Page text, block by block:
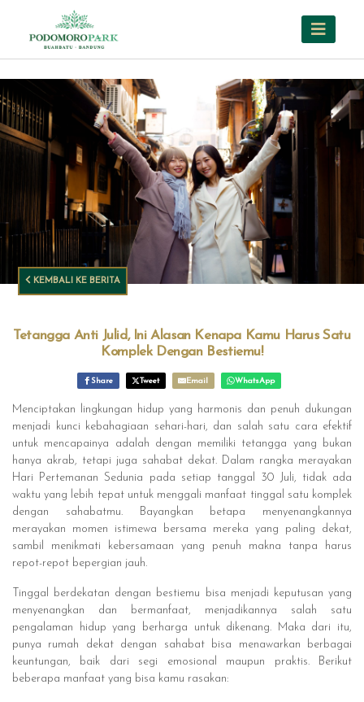
KEMBALI KE BERITA
Tetangga Anti Julid, Ini Alasan Kenapa Kamu Harus Satu
Komplek Dengan Bestiemu!
Share Tweet Email WhatsApp
Menciptakan lingkungan hidup yang harmonis dan penuh dukungan
menjadi kunci kebahagiaan sehari-hari, dan salah satu cara efektif
untuk mencapainya adalah dengan memiliki tetangga yang bukan
hanya akrab, tetapi juga sahabat dekat. Dalam rangka merayakan
Hari Pertemanan Sedunia pada setiap tanggal 30 Juli, tidak ada
waktu yang lebih tepat untuk menggali manfaat tinggal satu komplek
dengan sahabatmu. Bayangkan betapa menyenangkannya
merayakan momen istimewa bersama mereka yang paling dekat,
sambil menikmati kebersamaan yang penuh makna tanpa harus
repot-repot bepergian jauh.
Tinggal berdekatan dengan bestiemu bisa menjadi keputusan yang
menyenangkan dan bermanfaat, menjadikannya salah satu
pengalaman hidup yang berharga untuk dikenang. Maka dari itu,
punya rumah dekat dengan sahabat bisa menawarkan berbagai
keuntungan, baik dari segi emosional maupun praktis. Berikut
beberapa manfaat yang bisa kamu rasakan: